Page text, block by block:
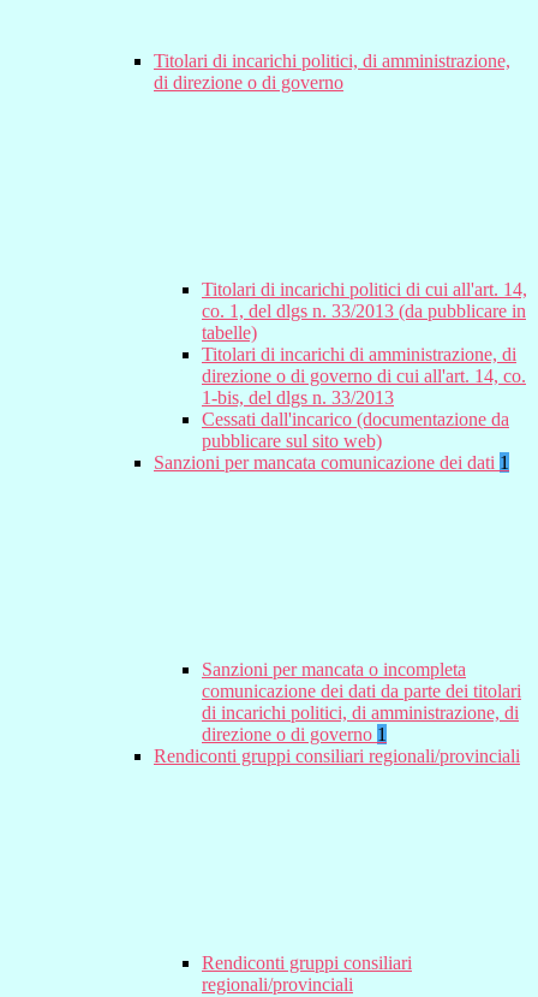
Titolari di incarichi politici, di amministrazione,
di direzione o di governo
Titolari di incarichi politici di cui all'art. 14,
co. 1, del dlgs n. 33/2013 (da pubblicare in
tabelle)
Titolari di incarichi di amministrazione, di
direzione o di governo di cui all'art. 14, co.
1-bis, del dlgs n. 33/2013
Cessati dall'incarico (documentazione da
pubblicare sul sito web)
Sanzioni per mancata comunicazione dei dati 1
Sanzioni per mancata o incompleta
comunicazione dei dati da parte dei titolari
di incarichi politici, di amministrazione, di
direzione o di governo 1
Rendiconti gruppi consiliari regionali/provinciali
Rendiconti gruppi consiliari
regionali/provinciali